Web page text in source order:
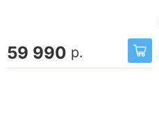
59 990 р.